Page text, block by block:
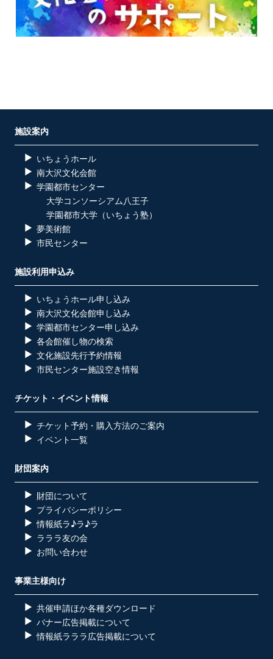
施設案内
いちょうホール
南大沢文化会館
学園都市センター
大学コンソーシアム八王子
学園都市大学（いちょう塾）
夢美術館
市民センター
施設利用申込み
いちょうホール申し込み
南大沢文化会館申し込み
学園都市センター申し込み
各会館催し物の検索
文化施設先行予約情報
市民センター施設空き情報
チケット・イベント情報
チケット予約・購入方法のご案内
イベント一覧
財団案内
財団について
プライバシーポリシー
情報紙ラ♪ラ♪ラ
ラララ友の会
お問い合わせ
事業主様向け
共催申請ほか各種ダウンロード
バナー広告掲載について
情報紙ラララ広告掲載について